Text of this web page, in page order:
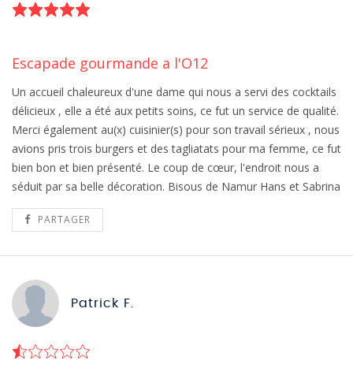
Escapade gourmande a l'O12
Un accueil chaleureux d'une dame qui nous a servi des cocktails
délicieux , elle a été aux petits soins, ce fut un service de qualité.
Merci également au(x) cuisinier(s) pour son travail sérieux , nous
avions pris trois burgers et des tagliatats pour ma femme, ce fut
bien bon et bien présenté. Le coup de cœur, l'endroit nous a
séduit par sa belle décoration. Bisous de Namur Hans et Sabrina
PARTAGER
Patrick F.